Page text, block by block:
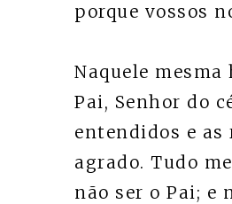
porque vossos
Naquele
Pai, Senhor do
entendidos e as
agrado. Tudo
não ser o Pai; e